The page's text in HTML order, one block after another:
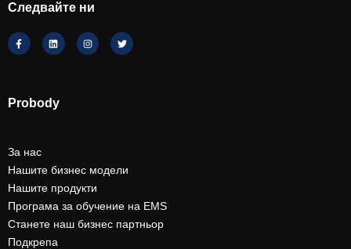
Следвайте ни
Probody
За нас
Нашите бизнес модели
Нашите продукти
Програма за обучение на EMS
Станете наш бизнес партньор
Подкрепа